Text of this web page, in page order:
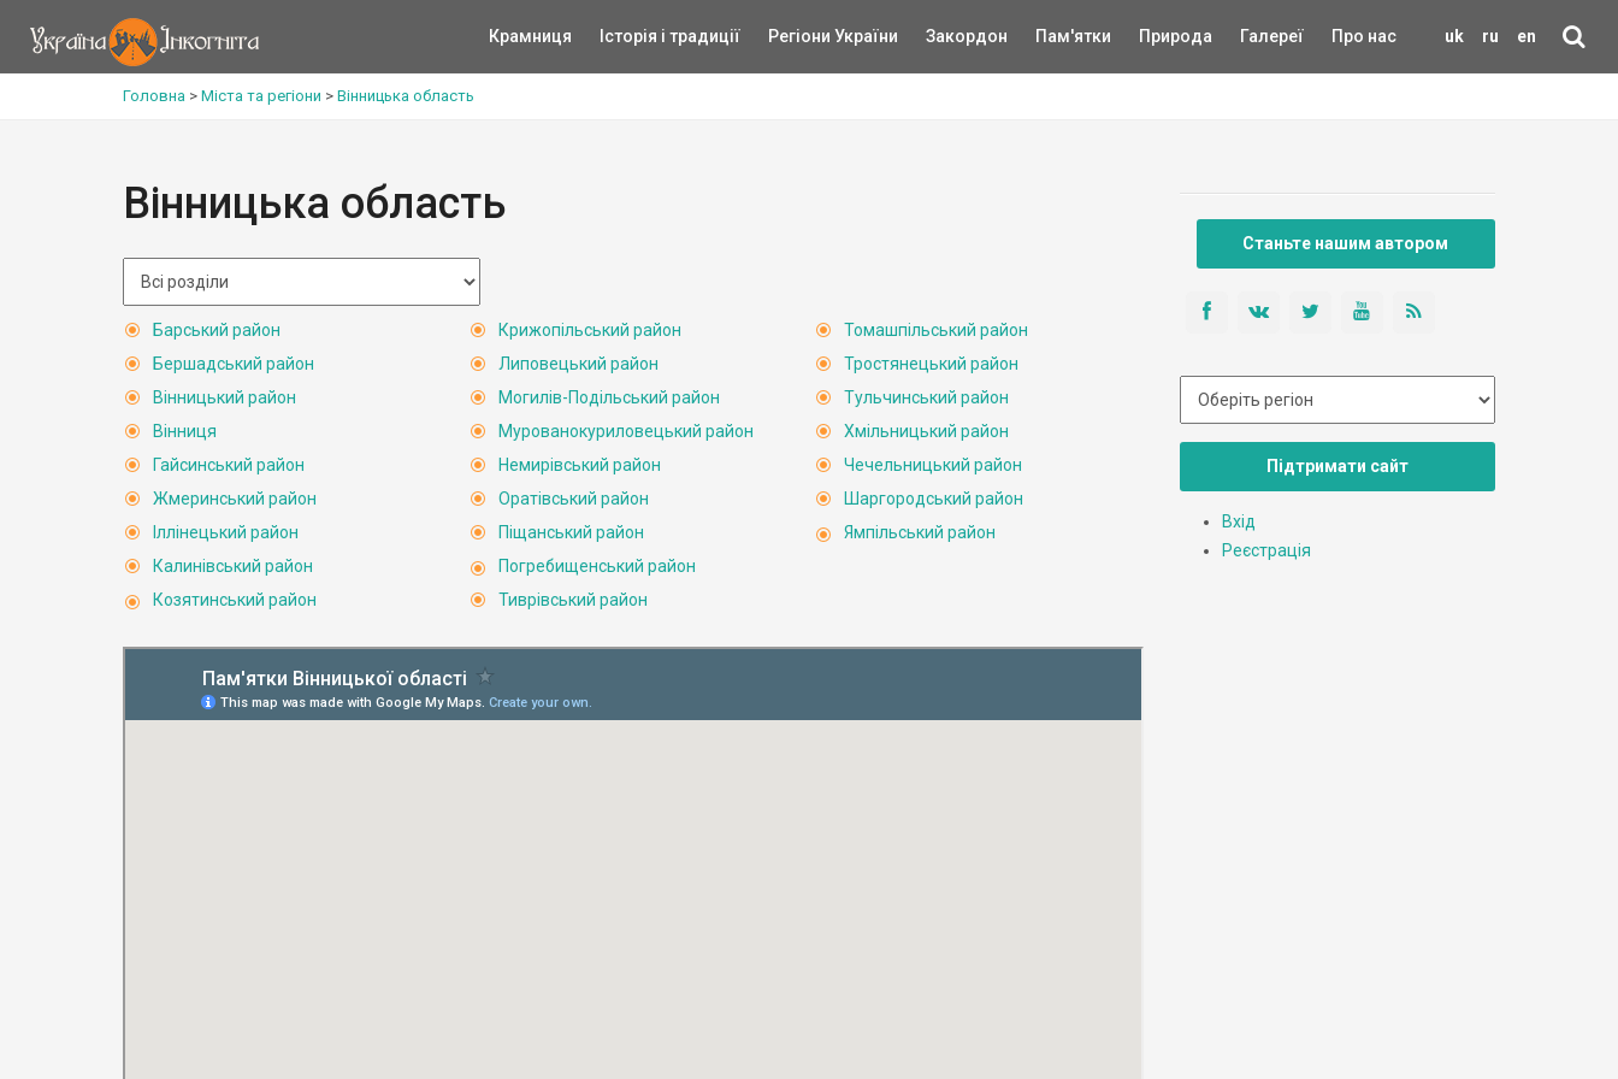
uk ru en
Крамниця Історія і традиції Регіони України Закордон Пам'ятки Природа Галереї Про нас
Головна > Міста та регіони > Вінницька область
Вінницька область
Барський район
Бершадський район
Вінницький район
Вінниця
Гайсинський район
Жмеринський район
Іллінецький район
Калинівський район
Козятинський район
Крижопільський район
Липовецький район
Могилів-Подільський район
Мурованокуриловецький район
Немирівський район
Оратівський район
Піщанський район
Погребищенський район
Тиврівський район
Томашпільський район
Тростянецький район
Тульчинський район
Хмільницький район
Чечельницький район
Шаргородський район
Ямпільський район
Станьте нашим автором
Підтримати сайт
Вхід
Реєстрація